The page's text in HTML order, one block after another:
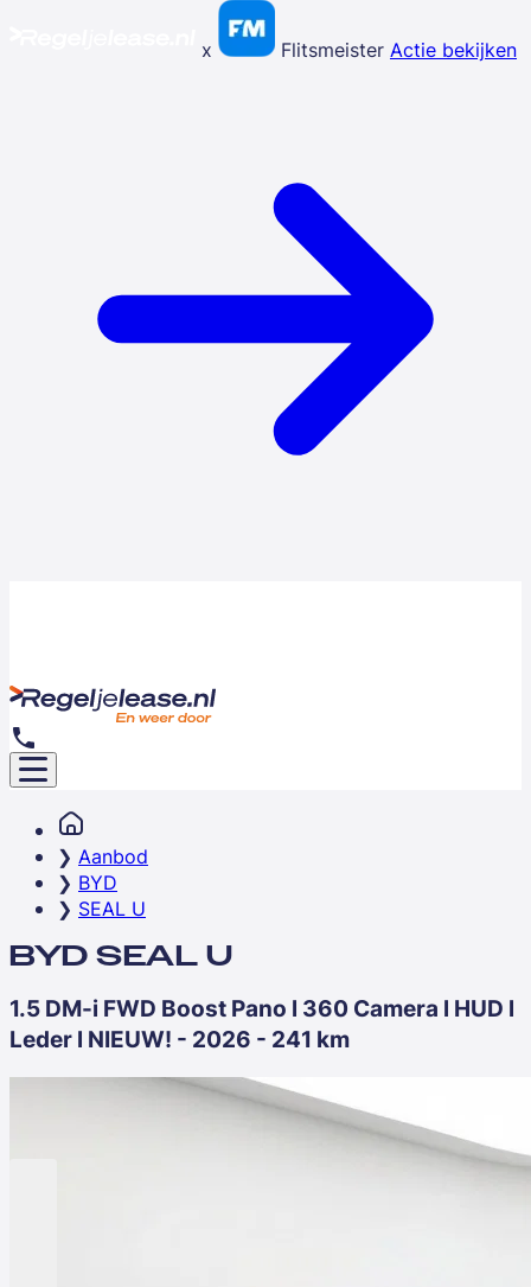
x Flitsmeister Actie bekijken
Aanbod
BYD
SEAL U
BYD SEAL U
1.5 DM-i FWD Boost Pano l 360 Camera l HUD l
Leder l NIEUW! - 2026 - 241 km